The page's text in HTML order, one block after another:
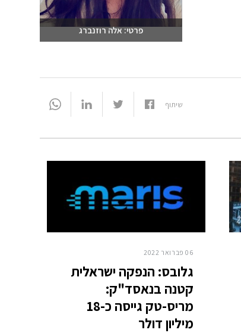
פרטי: אלה רוזנברג
שיתוף
06 פברואר 2022
גלובס: הנפקה ישראלית
קטנה בנאסד"ק:
מריס-טק גייסה כ-18
מיליון דולר